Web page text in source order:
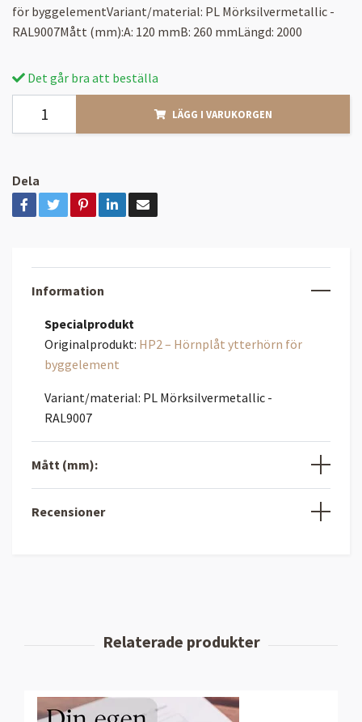
för byggelementVariant/material: PL Mörksilvermetallic -
RAL9007Mått (mm):A: 120 mmB: 260 mmLängd: 2000
Det går bra att beställa
LÄGG I VARUKORGEN
Dela
Information
Specialprodukt
Originalprodukt: HP2 – Hörnplåt ytterhörn för
byggelement
Variant/material: PL Mörksilvermetallic -
RAL9007
Mått (mm):
Recensioner